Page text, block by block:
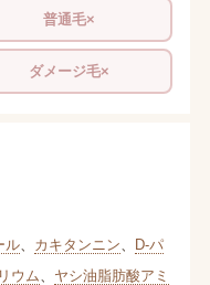
普通毛×
ダメージ毛×
ル、 カキタンニン
D-パ
ウム
ヤシ油脂肪酸アミ